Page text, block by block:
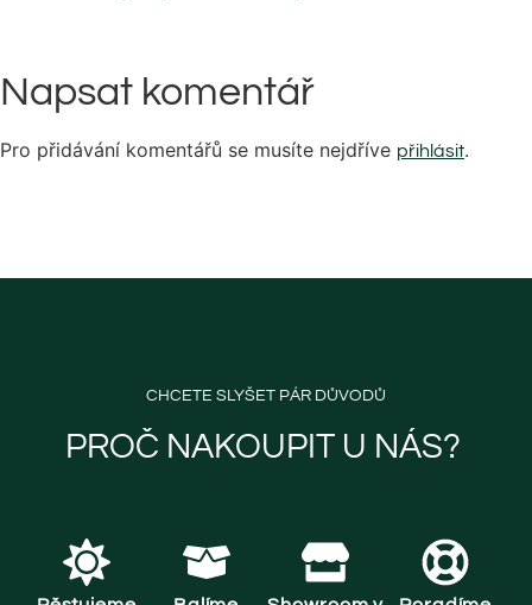
Napsat komentář
Pro přidávání komentářů se musíte nejdříve přihlásit.
CHCETE SLYŠET PÁR DŮVODŮ
PROČ NAKOUPIT U NÁS? ​